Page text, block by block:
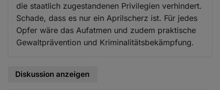
die staatlich zugestandenen Privilegien verhindert.
Schade, dass es nur ein Aprilscherz ist. Für jedes
Opfer wäre das Aufatmen und zudem praktische
Gewaltprävention und Kriminalitätsbekämpfung.
Diskussion anzeigen